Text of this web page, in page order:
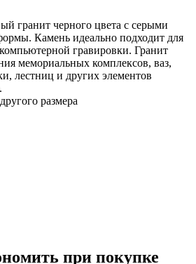
гранит черного цвета с серыми
Камень идеально подходит для
гравировки. Гранит
мемориальных комплексов, ваз,
лестниц и других элементов
размера
при покупке